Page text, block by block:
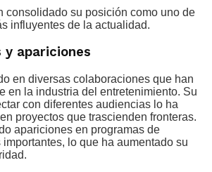
consolidado su posición como uno de
influyentes de la actualidad.
y apariciones
en diversas colaboraciones que han
en la industria del entretenimiento. Su
con diferentes audiencias lo ha
proyectos que trascienden fronteras.
apariciones en programas de
lo que ha aumentado su